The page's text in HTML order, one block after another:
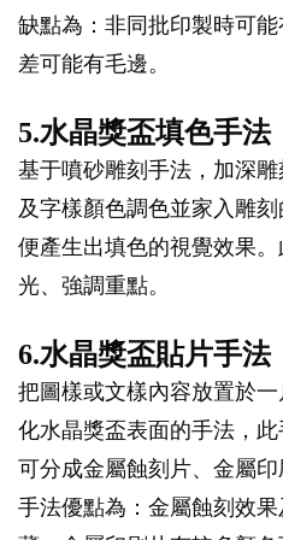
缺點為：非同批印製時可
差可能有毛邊。
5.水晶獎盃填色手法
基于噴砂雕刻手法，加深
及字樣顏色調色並家入雕
便產生出填色的視覺效果
光、強調重點。
6.水晶獎盃貼片手法
把圖樣或文樣內容放置於
化水晶獎盃表面的手法，
可分成金屬蝕刻片、金屬
手法優點為：金屬蝕刻效